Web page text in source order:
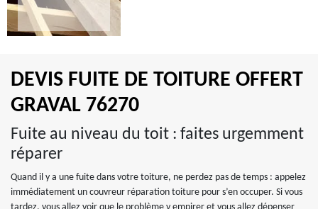
DEVIS FUITE DE TOITURE OFFERT
GRAVAL 76270
Fuite au niveau du toit : faites urgemment
réparer
Quand il y a une fuite dans votre toiture, ne perdez pas de temps : appelez
immédiatement un couvreur réparation toiture pour s’en occuper. Si vous